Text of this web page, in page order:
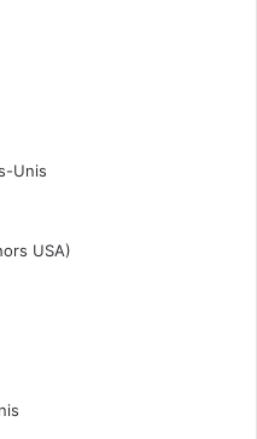
Unis
USA)